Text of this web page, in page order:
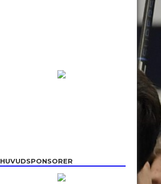
HUVUDSPONSORER